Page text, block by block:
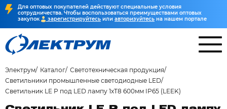
Для оптовых покупателей действуют специальные условия
сотрудничества. Чтобы воспользоваться преимуществами оптовых
закупок
зарегистрируйтесь или авторизуйтесь на нашем портале
Электрум Каталог Светотехническая продукция
Светильники промышленные светодиодные LED
Светильник LE P под LED лампу 1хT8 600мм IP65 (LEEK)